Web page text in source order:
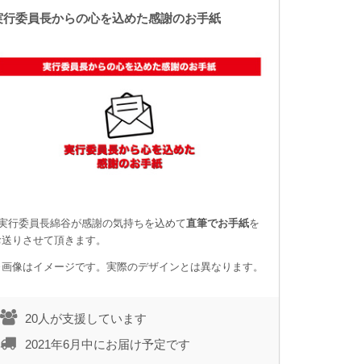
行委員長からの心を込めた感謝のお手紙
行委員長綿谷が感謝の気持ちを込めて直筆でお手紙を
りさせて頂きます。
像はイメージです。実際のデザインとは異なります。
20人が支援しています
2021年6月中にお届け予定です